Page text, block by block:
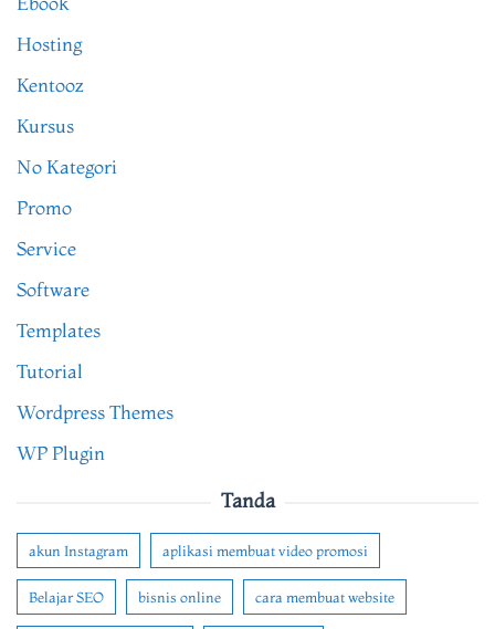
Hosting
Kentooz
Kursus
No Kategori
Promo
Service
Software
Templates
Tutorial
Wordpress Themes
WP Plugin
Tanda
akun Instagram aplikasi membuat video promosi
Belajar SEO bisnis online cara membuat website